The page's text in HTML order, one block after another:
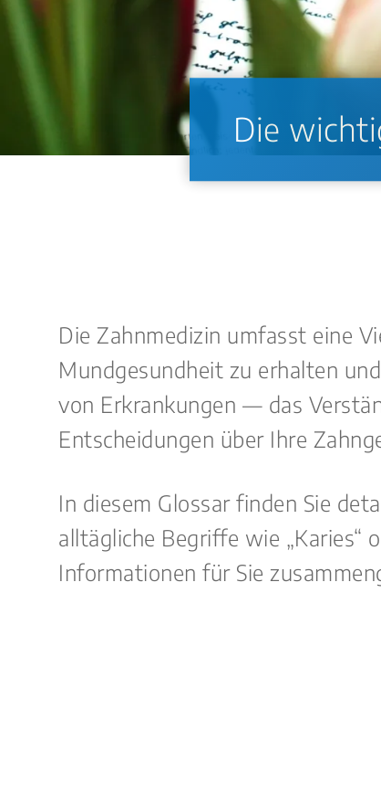
Die
Die Zahnmedizin umfasst eine
Mundgesundheit zu erhalten
von Erkrankungen — das
Entscheidungen über Ihre
In diesem Glossar finden Sie
alltägliche Begriffe wie
Informationen für Sie